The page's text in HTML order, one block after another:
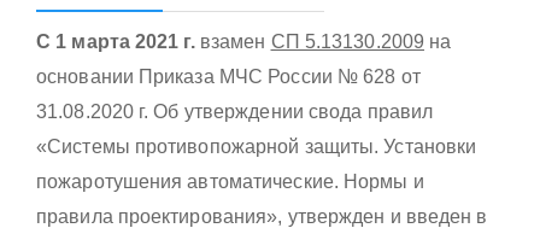
С 1 марта 2021 г.взамен СП 5.13130.2009 на
основании Приказа МЧС России № 628 от
31.08.2020 г. Об утверждении свода правил
«Системы противопожарной защиты. Установки
пожаротушения автоматические. Нормы и
правила проектирования», утвержден и введен в